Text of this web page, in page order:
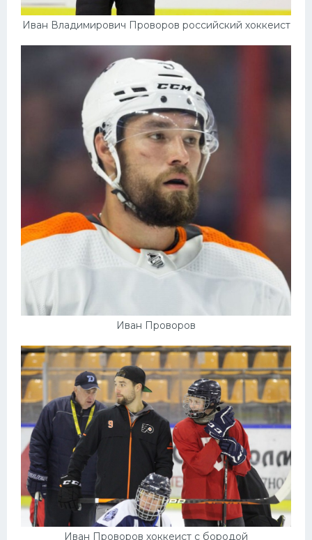
Иван Владимирович Проворов российский хоккеист
Иван Проворов
Иван Проворов хоккеист с бородой